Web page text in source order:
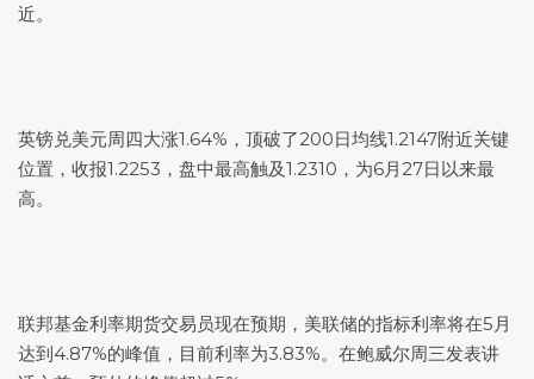
近。
英镑兑美元周四大涨1.64%，顶破了200日均线1.2147附近关键
位置，收报1.2253，盘中最高触及1.2310，为6月27日以来最
高。
联邦基金利率期货交易员现在预期，美联储的指标利率将在5月
达到4.87%的峰值，目前利率为3.83%。在鲍威尔周三发表讲